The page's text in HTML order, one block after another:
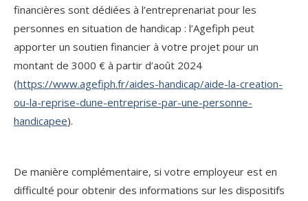
financières sont dédiées à l’entreprenariat pour les
personnes en situation de handicap : l’Agefiph peut
apporter un soutien financier à votre projet pour un
montant de 3000 € à partir d’août 2024
(https://www.agefiph.fr/aides-handicap/aide-la-creation-
ou-la-reprise-dune-entreprise-par-une-personne-
handicapee).
De manière complémentaire, si votre employeur est en
difficulté pour obtenir des informations sur les dispositifs